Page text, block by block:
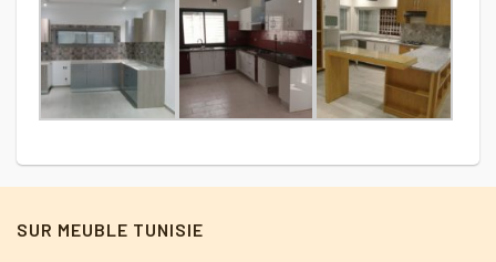
SUR MEUBLE TUNISIE